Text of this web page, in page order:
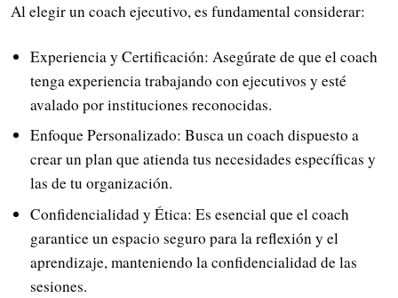
Al elegir un coach ejecutivo, es fundamental considerar:
Experiencia y Certificación: Asegúrate de que el coach
tenga experiencia trabajando con ejecutivos y esté
avalado por instituciones reconocidas.
Enfoque Personalizado: Busca un coach dispuesto a
crear un plan que atienda tus necesidades específicas y
las de tu organización.
Confidencialidad y Ética: Es esencial que el coach
garantice un espacio seguro para la reflexión y el
aprendizaje, manteniendo la confidencialidad de las
sesiones.